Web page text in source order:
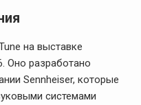
на выставке
Оно разработано
Sennheiser, которые
системами